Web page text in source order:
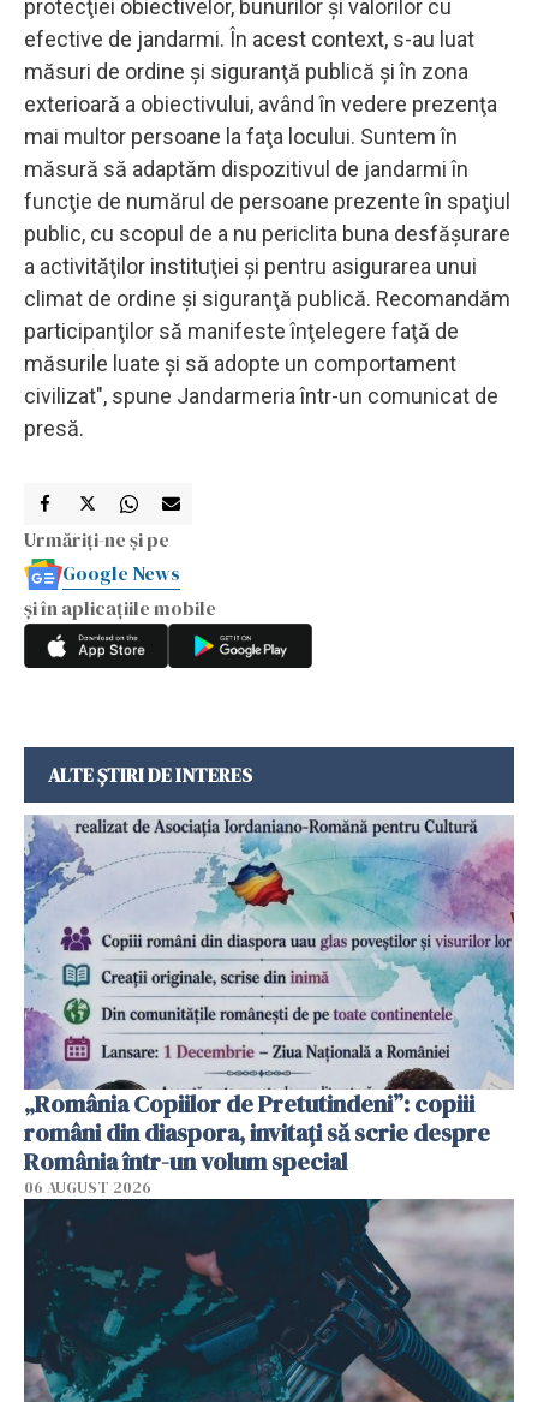
protecţiei obiectivelor, bunurilor şi valorilor cu
efective de jandarmi. În acest context, s-au luat
măsuri de ordine şi siguranţă publică şi în zona
exterioară a obiectivului, având în vedere prezenţa
mai multor persoane la faţa locului. Suntem în
măsură să adaptăm dispozitivul de jandarmi în
funcţie de numărul de persoane prezente în spaţiul
public, cu scopul de a nu periclita buna desfăşurare
a activităţilor instituţiei şi pentru asigurarea unui
climat de ordine şi siguranţă publică. Recomandăm
participanţilor să manifeste înţelegere faţă de
măsurile luate şi să adopte un comportament
civilizat", spune Jandarmeria într-un comunicat de
presă.
Urmăriți-ne și pe
Google News
și în aplicațiile mobile
ALTE ȘTIRI DE INTERES
„România Copiilor de Pretutindeni”: copiii
români din diaspora, invitați să scrie despre
România într-un volum special
06 AUGUST 2026